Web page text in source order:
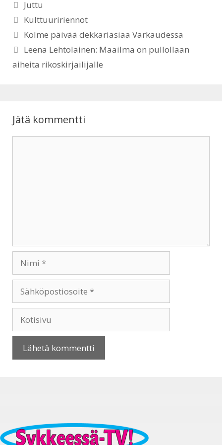
o
Kategoriat
Juttu
Avainsanat
Kulttuuririennot
Kolme päivää dekkariasiaa Varkaudessa
Leena Lehtolainen: Maailma on pullollaan
aiheita rikoskirjailijalle
Jätä kommentti